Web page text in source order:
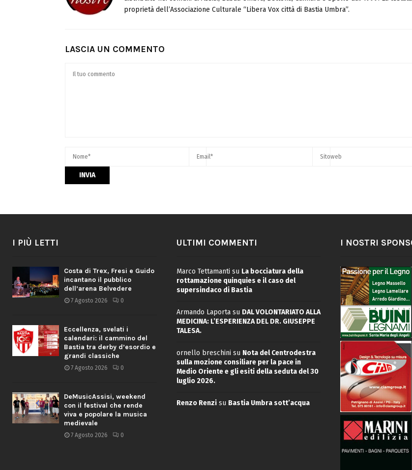
proprietà dell’Associazione Culturale “Libera Vox città di Bastia Umbra”.
LASCIA UN COMMENTO
I PIÙ LETTI
Costa di Trex, Fresi e Guido
incantano il pubblico
dell’arena Belvedere
7 Agosto 2026 0
Eccellenza, svelati i
calendari: il cammino del
Bastia tra derby d’esordio e
grandi classiche
7 Agosto 2026 0
DeMusicAssisi, weekend
con il festival che rende
viva e popolare la musica
medievale
7 Agosto 2026 0
ULTIMI COMMENTI
Marco Tettamanti su La bocciatura della
rottamazione quinquies e il caso del
supersindaco di Bastia
Armando Laportasu DAL VOLONTARIATO ALLA
MEDICINA: L’ESPERIENZA DEL DR. GIUSEPPE
TALESA.
ornello breschini su Nota del Centrodestra
sulla mozione consiliare per la pace in
Medio Oriente e gli esiti della seduta del 30
luglio 2026.
Renzo Renzisu Bastia Umbra sott’acqua
I NOSTRI